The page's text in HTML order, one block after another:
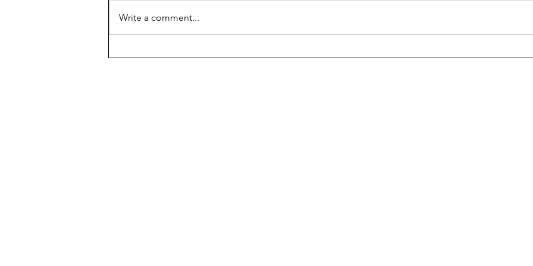
Write a comment...